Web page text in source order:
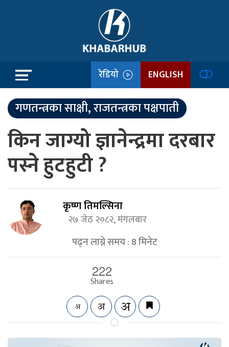
रेडियो ENGLISH
गणतन्त्रका साक्षी, राजतन्त्रका पक्षपाती
किन जाग्यो ज्ञानेन्द्रमा दरबार
पस्ने हुटहुटी ?
कृष्ण तिमल्सिना
२७ जेठ २०८२, मंगलबार
पढ्न लाग्ने समय :8मिनेट
222
Shares